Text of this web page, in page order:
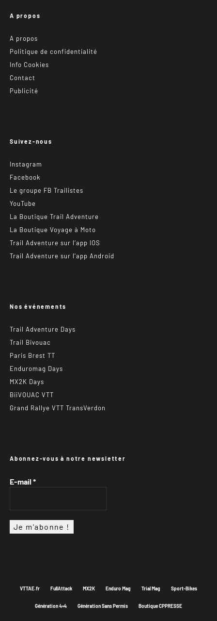
A propos
A propos
Politique de confidentialité
Info Cookies
Contact
Publicité
Suivez-nous
Instagram
Facebook
Le groupe FB Trailistes
YouTube
La Boutique Trail Adventure
La Boutique Voyage à Moto
Trail Adventure sur l’app IOS
Trail Adventure sur l’app Android
Nos événements
Trail Adventure Days
Trail Bivouac
Paris Brest TT
Enduromag Days
MX2K Days
BiiVOUAC VTT
Grand Rallye VTT TransVerdon
Abonnez-vous à notre newsletter
E-mail *
VTTAE.fr FullAttack MX2K Enduro Mag Trial Mag Sport-Bikes
Génération 4×4 Génération Sans Permis Boutique CPPRESSE